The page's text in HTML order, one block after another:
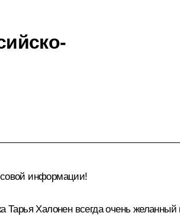
информации!
Халонен всегда очень